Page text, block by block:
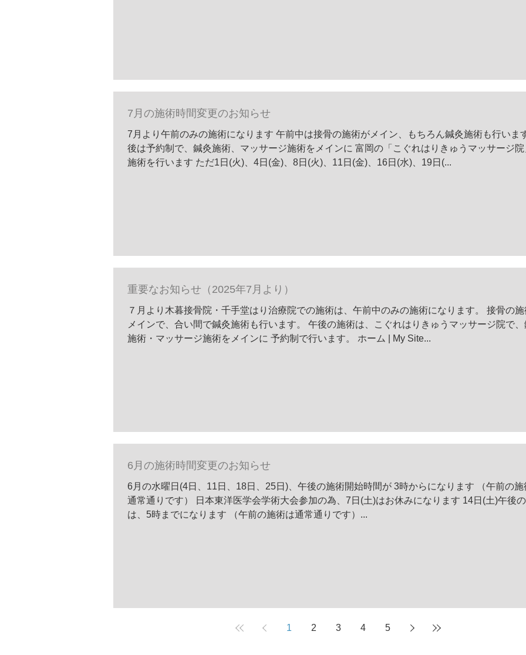
7月の施術時間変更のお知らせ
7月より午前のみの施術になります 午前中は接骨の施術がメイン、もちろん鍼灸施術も行いま
後は予約制で、鍼灸施術、マッサージ施術をメインに 富岡の「こぐれはりきゅうマッサージ
施術を行います ただ1日(火)、4日(金)、8日(火)、11日(金)、16日(水)、19日(...
重要なお知らせ（2025年7月より）
７月より木暮接骨院・千手堂はり治療院での施術は、午前中のみの施術になります。 接骨の
メインで、合い間で鍼灸施術も行います。 午後の施術は、こぐれはりきゅうマッサージ院で、
施術・マッサージ施術をメインに 予約制で行います。 ホーム | My Site...
6月の施術時間変更のお知らせ
6月の水曜日(4日、11日、18日、25日)、午後の施術開始時間が 3時からになります （午前の施
通常通りです） 日本東洋医学会学術大会参加の為、7日(土)はお休みになります 14日(土)午後
は、5時までになります （午前の施術は通常通りです）...
1 2 3 4 5